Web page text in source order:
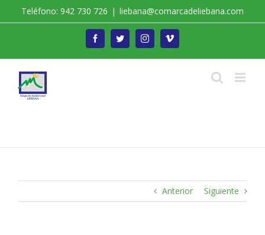
Teléfono: 942 730 726 | liebana@comarcadeliebana.com
FacebookTwitterInstagramVimeo
Anterior Siguiente